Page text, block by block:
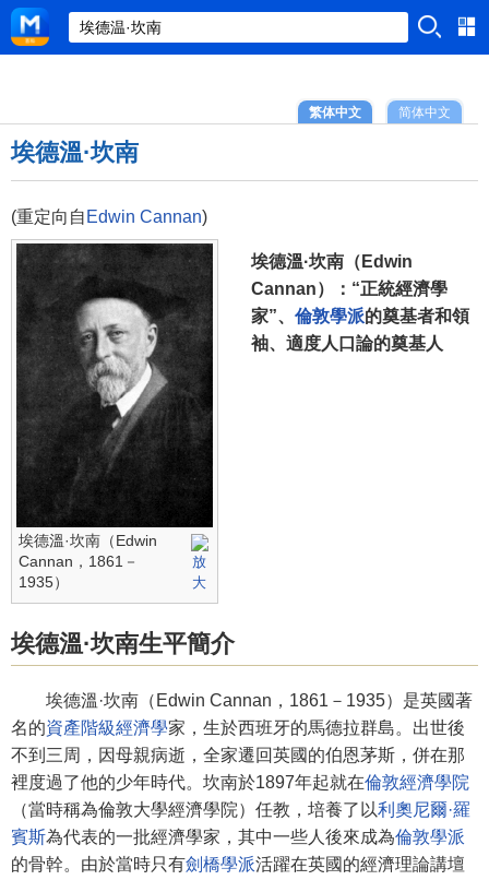
简体中文
繁体中文
埃德溫·坎南
(重定向自 Edwin Cannan)
埃德溫·坎南（Edwin
Cannan，1861－
1935）
埃德溫·坎南（Edwin
Cannan）：“正統經濟學
家”、倫敦學派的奠基者和領
袖、適度人口論的奠基人
埃德溫·坎南生平簡介
埃德溫·坎南（Edwin Cannan，1861－1935）是英國著
名的資產階級經濟學家，生於西班牙的馬德拉群島。出世後
不到三周，因母親病逝，全家遷回英國的伯恩茅斯，併在那
裡度過了他的少年時代。坎南於1897年起就在倫敦經濟學院
（當時稱為倫敦大學經濟學院）任教，培養了以利奧尼爾·羅
賓斯為代表的一批經濟學家，其中一些人後來成為倫敦學派
的骨幹。由於當時只有劍橋學派活躍在英國的經濟理論講壇